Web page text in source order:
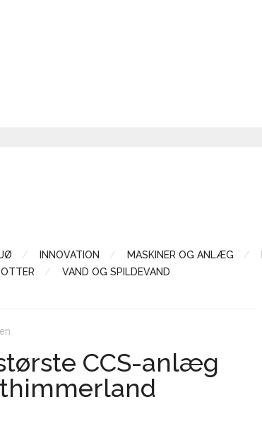
INNOVATION MASKINER OG ANLÆG
VAND OG SPILDEVAND
CCS-anlæg